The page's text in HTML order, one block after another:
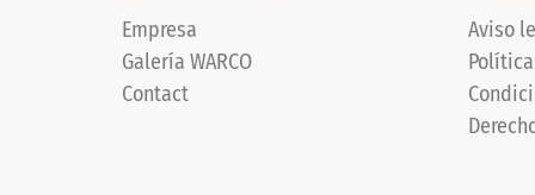
Material
-
Valor
Empresa
Galería WARCO
Contact
Aviso